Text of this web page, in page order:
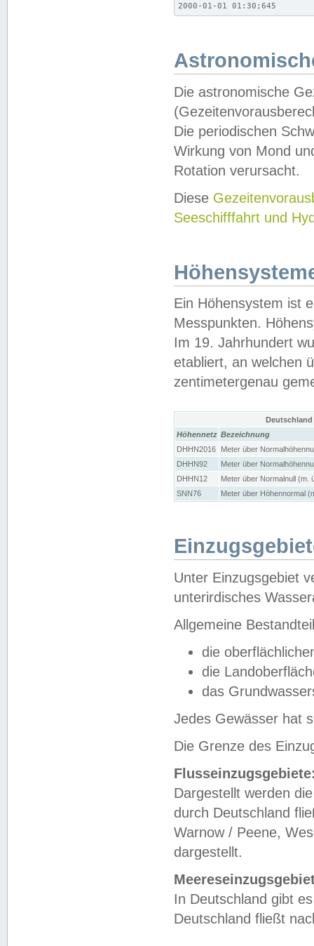
2000-01-01 01:30;645
Die astronomische
Die periodischen
Wirkung von Mond
Rotation verursacht.
Diese
Seeschifffahrt und
Ein Höhensystem ist
Messpunkten.
Im 19. Jahrhundert
etabliert, an welchen
zentimetergenau
Höhennetz Bezeichnung
DHHN2016
Meter über
DHHN92
Meter über
DHHN12
Meter über Normalnull (m.
SNN76
Meter über Höhennormal
Unter Einzugsgebiet
unterirdisches
Allgemeine
die
die
das
Jedes Gewässer hat
Die Grenze des
Dargestellt werden
durch Deutschland
Warnow / Peene,
dargestellt.
In Deutschland gibt
Deutschland fließt